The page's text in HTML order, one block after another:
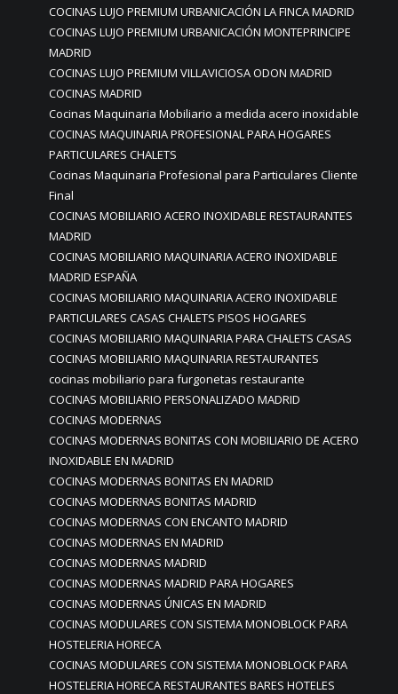
COCINAS LUJO PREMIUM URBANICACIÓN LA FINCA MADRID
COCINAS LUJO PREMIUM URBANICACIÓN MONTEPRINCIPE
MADRID
COCINAS LUJO PREMIUM VILLAVICIOSA ODON MADRID
COCINAS MADRID
Cocinas Maquinaria Mobiliario a medida acero inoxidable
COCINAS MAQUINARIA PROFESIONAL PARA HOGARES
PARTICULARES CHALETS
Cocinas Maquinaria Profesional para Particulares Cliente
Final
COCINAS MOBILIARIO ACERO INOXIDABLE RESTAURANTES
MADRID
COCINAS MOBILIARIO MAQUINARIA ACERO INOXIDABLE
MADRID ESPAÑA
COCINAS MOBILIARIO MAQUINARIA ACERO INOXIDABLE
PARTICULARES CASAS CHALETS PISOS HOGARES
COCINAS MOBILIARIO MAQUINARIA PARA CHALETS CASAS
COCINAS MOBILIARIO MAQUINARIA RESTAURANTES
cocinas mobiliario para furgonetas restaurante
COCINAS MOBILIARIO PERSONALIZADO MADRID
COCINAS MODERNAS
COCINAS MODERNAS BONITAS CON MOBILIARIO DE ACERO
INOXIDABLE EN MADRID
COCINAS MODERNAS BONITAS EN MADRID
COCINAS MODERNAS BONITAS MADRID
COCINAS MODERNAS CON ENCANTO MADRID
COCINAS MODERNAS EN MADRID
COCINAS MODERNAS MADRID
COCINAS MODERNAS MADRID PARA HOGARES
COCINAS MODERNAS ÚNICAS EN MADRID
COCINAS MODULARES CON SISTEMA MONOBLOCK PARA
HOSTELERIA HORECA
COCINAS MODULARES CON SISTEMA MONOBLOCK PARA
HOSTELERIA HORECA RESTAURANTES BARES HOTELES